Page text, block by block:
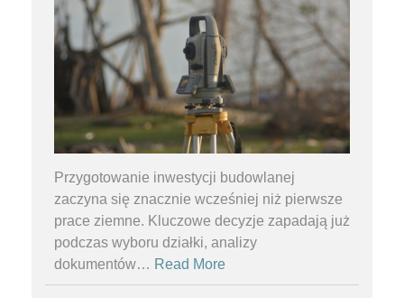
Przygotowanie inwestycji budowlanej
zaczyna się znacznie wcześniej niż pierwsze
prace ziemne. Kluczowe decyzje zapadają już
podczas wyboru działki, analizy
dokumentów… Read More